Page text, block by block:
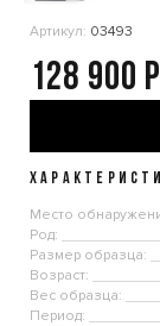
Артикул: 03493
128 900
Место
Род:
Размер образца:
Возраст:
Вес образца:
Период: